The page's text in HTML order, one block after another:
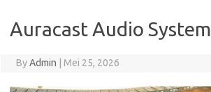
Auracast Audio System
ByAdmin Mei 25, 2026